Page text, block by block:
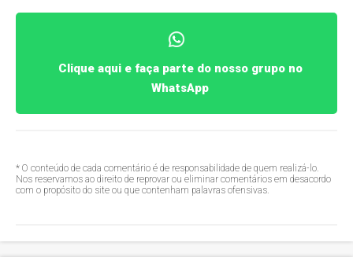
Clique aqui e faça parte do nosso grupo no
WhatsApp
* O conteúdo de cada comentário é de responsabilidade de quem realizá-lo.
Nos reservamos ao direito de reprovar ou eliminar comentários em desacordo
com o propósito do site ou que contenham palavras ofensivas.